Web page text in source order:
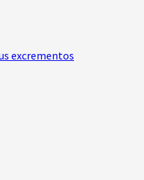
excrementos